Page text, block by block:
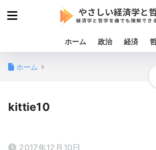
ホーム 政治 経済
ホーム
kittie10
2017年12月10日